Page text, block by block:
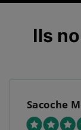
Ils
Sacoche